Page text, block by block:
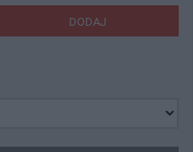
DODAJ